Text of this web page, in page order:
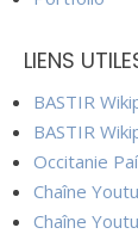
LIENS
BASTIR
BASTIR
Occitanie
Chaîne
Chaîne